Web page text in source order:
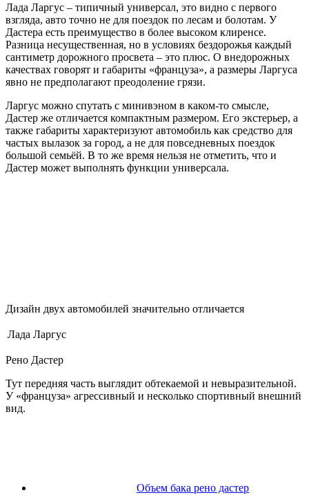
Лада Ларгус – типичный универсал, это видно с первого
взгляда, авто точно не для поездок по лесам и болотам. У
Дастера есть преимущество в более высоком клиренсе.
Разница несущественная, но в условиях бездорожья каждый
сантиметр дорожного просвета – это плюс. О внедорожных
качествах говорят и габариты «француза», а размеры Ларгуса
явно не предполагают преодоление грязи.
Ларгус можно спутать с минивэном в каком-то смысле,
Дастер же отличается компактным размером. Его экстерьер, а
также габариты характеризуют автомобиль как средство для
частых вылазок за город, а не для повседневных поездок
большой семьёй. В то же время нельзя не отметить, что и
Дастер может выполнять функции универсала.
Дизайн двух автомобилей значительно отличается
Лада Ларгус
Рено Дастер
Тут передняя часть выглядит обтекаемой и невыразительной.
У «француза» агрессивный и несколько спортивный внешний
вид.
Объем бака рено дастер